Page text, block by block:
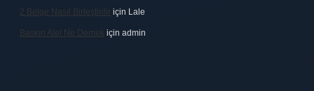
2 Belge Nasıl Birleştirilir için Lale
Baskın Alel Ne Demek için admin